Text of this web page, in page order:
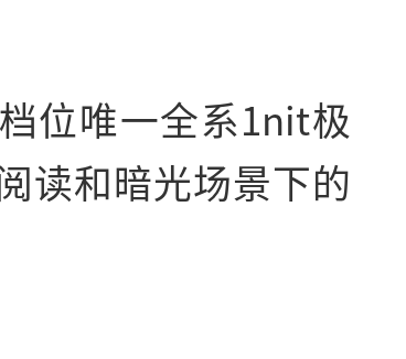
位唯一全系1nit极
读和暗光场景下的